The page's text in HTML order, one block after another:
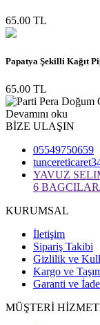
65.00 TL
Papatya Şekilli Kağıt
65.00 TL
Devamını oku
BİZE ULAŞIN
05549750659
YAVUZ
6
KURUMSAL
İletişim
Sipariş Takibi
Gizlilik ve
Kargo ve
Garanti ve İade
MÜŞTERİ